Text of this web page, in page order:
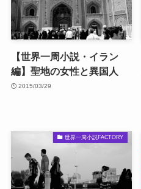
【世界一周小説・イラン
編】聖地の女性と異国人
2015/03/29
世界一周小説FACTORY